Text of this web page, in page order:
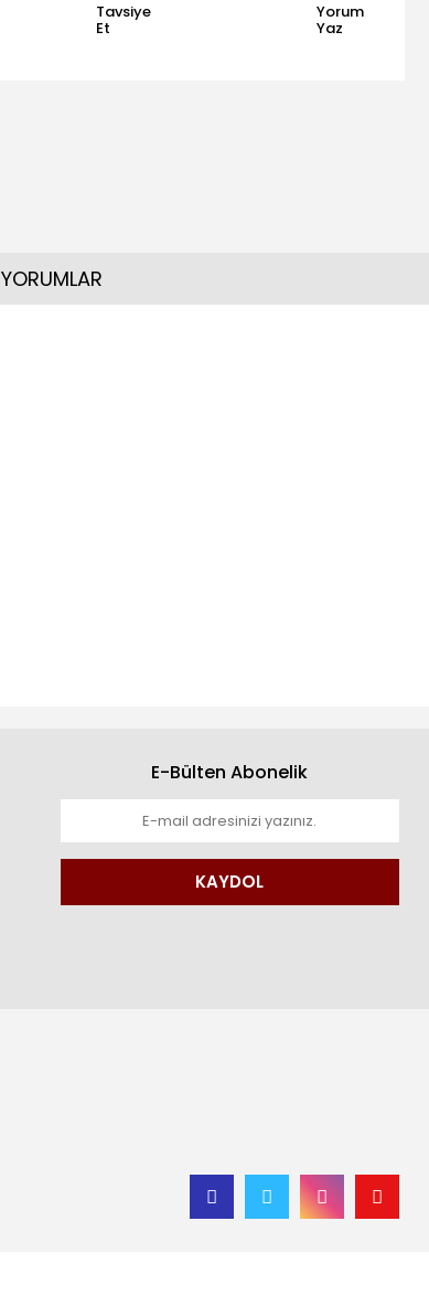
Tavsiye
Et
Yorum
Yaz
YORUMLAR
E-Bülten Abonelik
KAYDOL